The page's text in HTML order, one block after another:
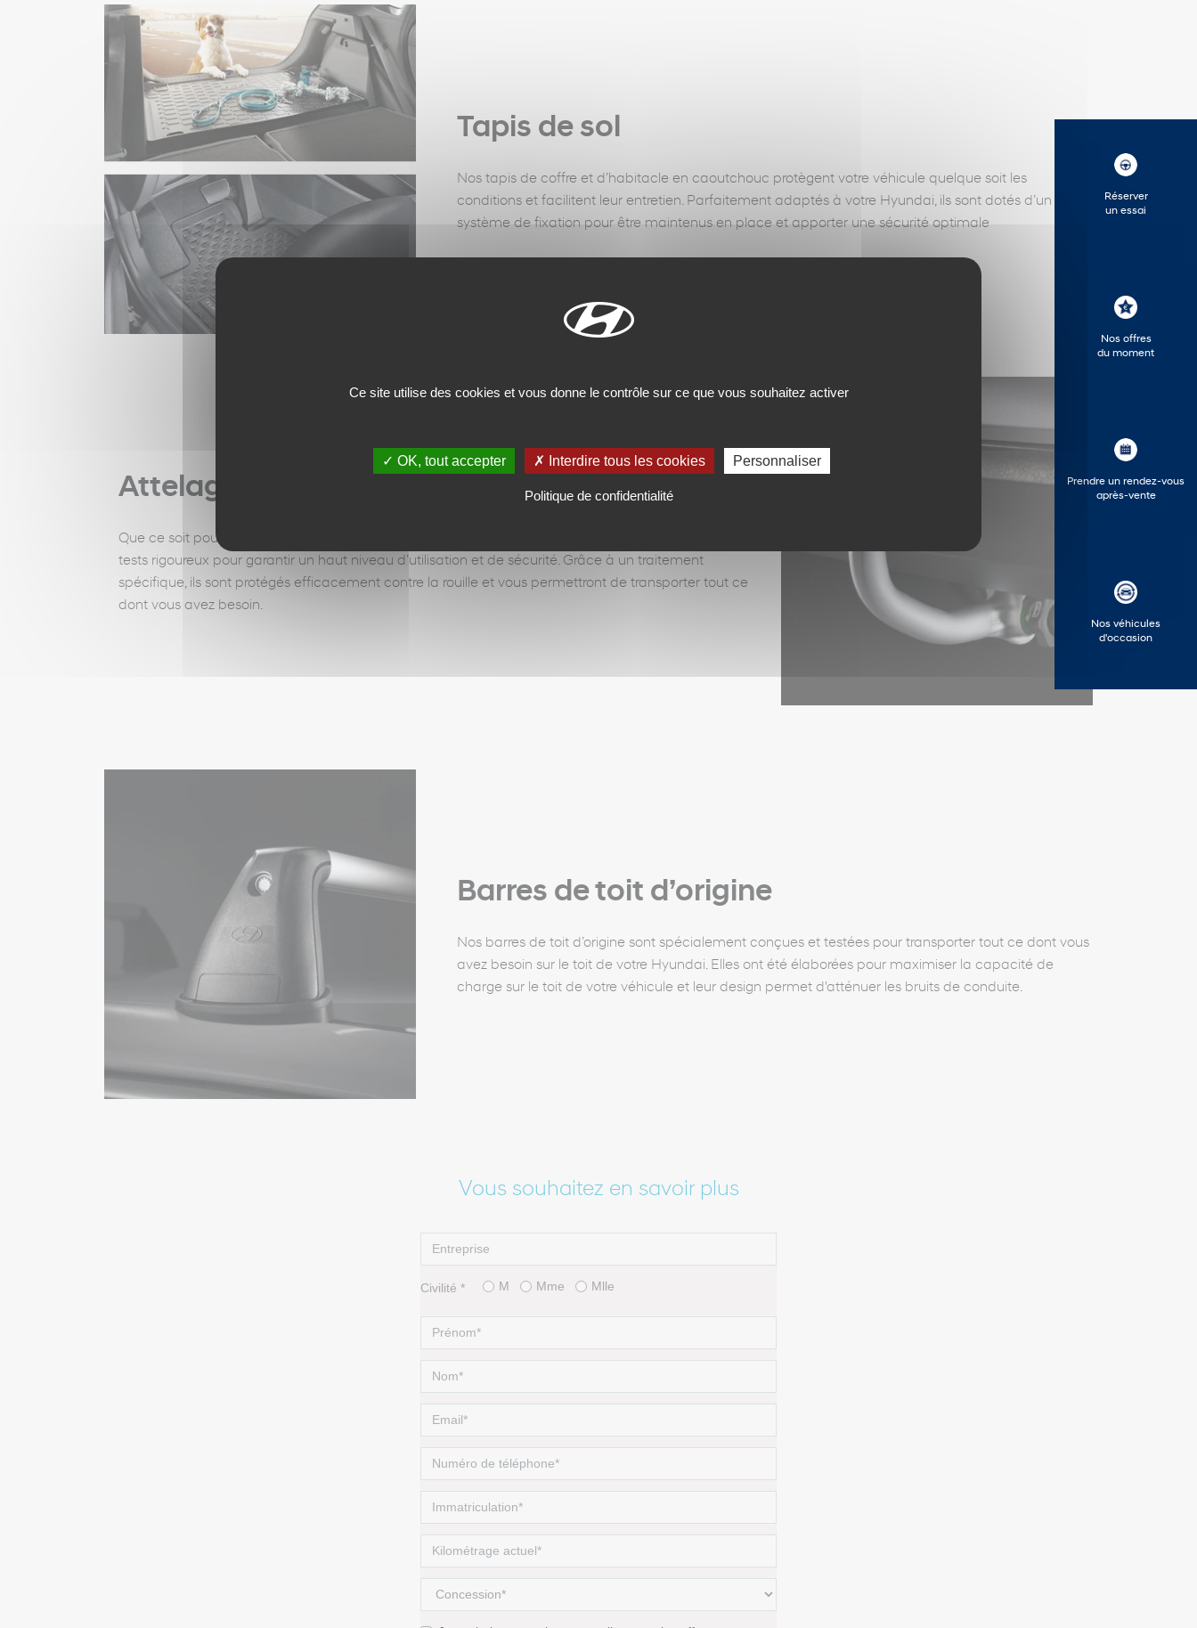
Tapis de sol
Nos tapis de coffre et d’habitacle en caoutchouc protègent votre véhicule quelque soit les
conditions et facilitent leur entretien. Parfaitement adaptés à votre Hyundai, ils sont dotés d’un
système de fixation pour être maintenus en place et apporter une sécurité optimale
Attelage d’origine
Que ce soit pour transporter votre vélo ou une caravane, nos attelages d’origine sont soumis à des
tests rigoureux pour garantir un haut niveau d’utilisation et de sécurité. Grâce à un traitement
spécifique, ils sont protégés efficacement contre la rouille et vous permettront de transporter tout ce
dont vous avez besoin.
Barres de toit d’origine
Nos barres de toit d’origine sont spécialement conçues et testées pour transporter tout ce dont vous
avez besoin sur le toit de votre Hyundai. Elles ont été élaborées pour maximiser la capacité de
charge sur le toit de votre véhicule et leur design permet d'atténuer les bruits de conduite.
Vous souhaitez en savoir plus
Civilité * M Mme Mlle
Réserver
un essai
Nos offres
du moment
Prendre un rendez-vous
après-vente
Nos véhicules
d'occasion
Ce site utilise des cookies et vous donne le contrôle sur ce que vous souhaitez activer
✓ OK, tout accepter ✗ Interdire tous les cookies Personnaliser
Politique de confidentialité